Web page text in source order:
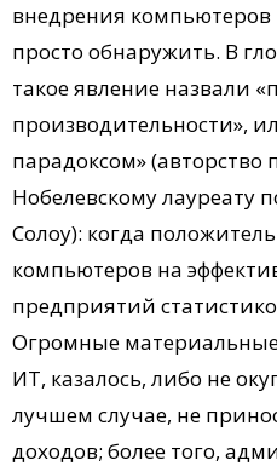
внедрения компьютеров
просто обнаружить. В
такое явление назвали
производительности»,
парадоксом» (авторство
Нобелевскому лауреату
Солоу): когда
компьютеров на
предприятий
Огромные
ИТ, казалось, либо не
лучшем случае, не
доходов; более того,